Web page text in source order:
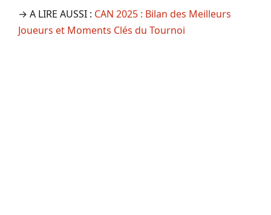
→ A LIRE AUSSI : CAN 2025 : Bilan des Meilleurs
Joueurs et Moments Clés du Tournoi